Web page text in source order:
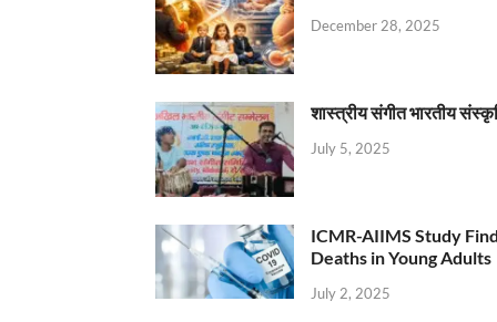
December 28, 2025
शास्त्रीय संगीत भारतीय
July 5, 2025
ICMR-AIIMS Study
Deaths in Young Adults
July 2, 2025